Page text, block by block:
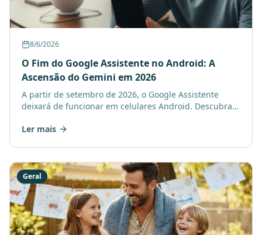
8/6/2026
O Fim do Google Assistente no Android: A
Ascensão do Gemini em 2026
A partir de setembro de 2026, o Google Assistente
deixará de funcionar em celulares Android. Descubra
curs
Ler mais
Geral